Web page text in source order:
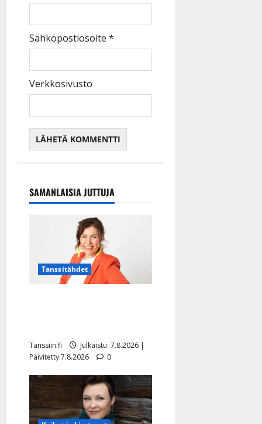
Sähköpostiosoite *
Verkkosivusto
SAMANLAISIA JUTTUJA
Tanssitähdet
Tanssiin.fi
Julkaistu: 7.8.2026 |
Päivitetty:7.8.2026
0